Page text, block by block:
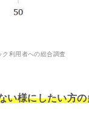
利用者への総合調査
い様にしたい方